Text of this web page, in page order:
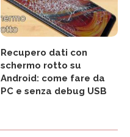
Recupero dati con
schermo rotto su
Android: come fare da
PC e senza debug USB